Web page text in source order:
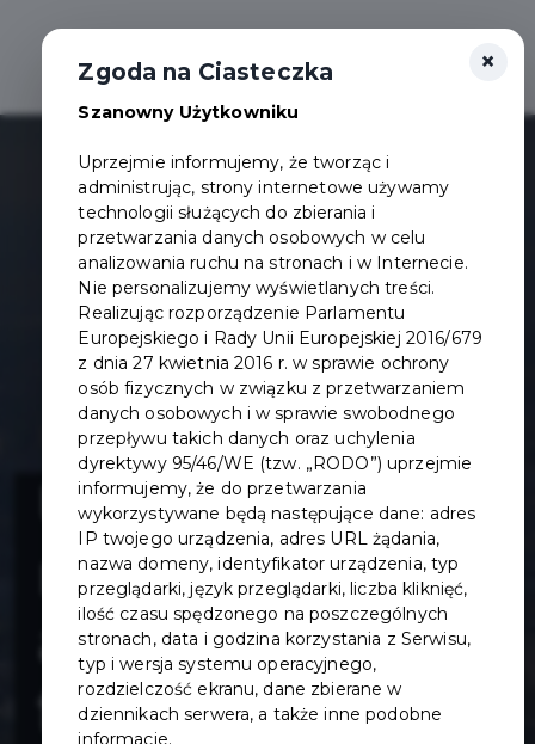
Utworzenie
miejsc
aktywności
fizycznej i
×
Zgoda na Ciasteczka
Szanowny Użytkowniku
Uprzejmie informujemy, że tworząc i
administrując, strony internetowe używamy
technologii służących do zbierania i
przetwarzania danych osobowych w celu
analizowania ruchu na stronach i w Internecie.
Nie personalizujemy wyświetlanych treści.
Realizując rozporządzenie Parlamentu
Europejskiego i Rady Unii Europejskiej 2016/679
z dnia 27 kwietnia 2016 r. w sprawie ochrony
osób fizycznych w związku z przetwarzaniem
danych osobowych i w sprawie swobodnego
przepływu takich danych oraz uchylenia
dyrektywy 95/46/WE (tzw. „RODO”) uprzejmie
informujemy, że do przetwarzania
wykorzystywane będą następujące dane: adres
IP twojego urządzenia, adres URL żądania,
nazwa domeny, identyfikator urządzenia, typ
przeglądarki, język przeglądarki, liczba kliknięć,
ilość czasu spędzonego na poszczególnych
stronach, data i godzina korzystania z Serwisu,
typ i wersja systemu operacyjnego,
rozdzielczość ekranu, dane zbierane w
dziennikach serwera, a także inne podobne
informacje.